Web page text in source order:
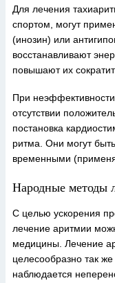
Для лечения
спортом, могут
(инозин) или
восстанавливают
повышают их
При
отсутствии
постановка
ритма. Они могут
временными
Народные методы
С целью ускорения
лечение аритмии
медицины. Лечение
целесообразно так
наблюдается